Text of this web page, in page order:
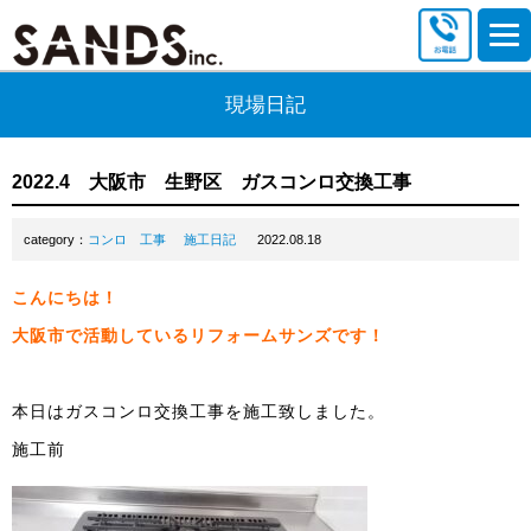
現場日記
2022.4 大阪市 生野区 ガスコンロ交換工事
category： コンロ 工事 施工日記 2022.08.18
こんにちは！
大阪市で活動しているリフォームサンズです！
本日はガスコンロ交換工事を施工致しました。
施工前